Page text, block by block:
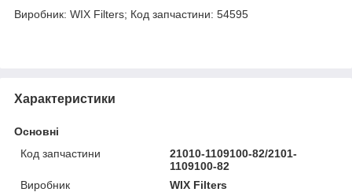
Виробник: WIX Filters; Код запчастини: 54595
Характеристики
Основні
Код запчастини
21010-1109100-82/2101-
1109100-82
Виробник
WIX Filters